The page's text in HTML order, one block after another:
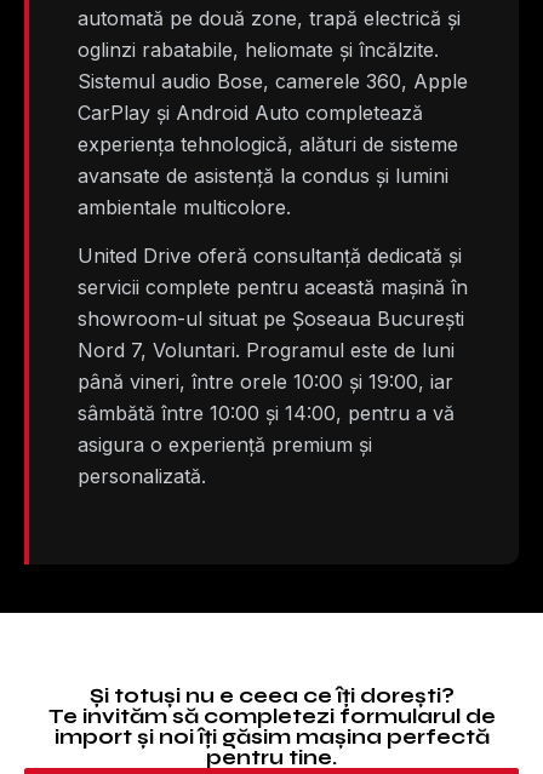
automată pe două zone, trapă electrică și
oglinzi rabatabile, heliomate și încălzite.
Sistemul audio Bose, camerele 360, Apple
CarPlay și Android Auto completează
experiența tehnologică, alături de sisteme
avansate de asistență la condus și lumini
ambientale multicolore.
United Drive oferă consultanță dedicată și
servicii complete pentru această mașină în
showroom-ul situat pe Șoseaua București
Nord 7, Voluntari. Programul este de luni
până vineri, între orele 10:00 și 19:00, iar
sâmbătă între 10:00 și 14:00, pentru a vă
asigura o experiență premium și
personalizată.
Și totuși nu e ceea ce îți dorești?
Te invităm să completezi formularul de
import și noi îți găsim mașina perfectă
pentru tine.